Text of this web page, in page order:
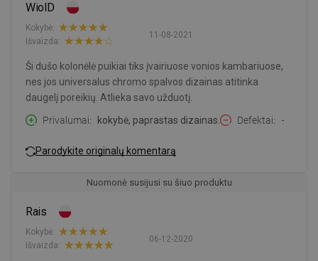
WiolD
11-08-2021
Kokybė:
Išvaizda:
Ši dušo kolonėlė puikiai tiks įvairiuose vonios kambariuose,
nes jos universalus chromo spalvos dizainas atitinka
daugelį poreikių. Atlieka savo užduotį.
Privalumai
kokybė, paprastas dizainas. Defektai -
Parodykite originalų komentarą
Nuomonė susijusi su šiuo produktu
Rais
06-12-2020
Kokybė:
Išvaizda: